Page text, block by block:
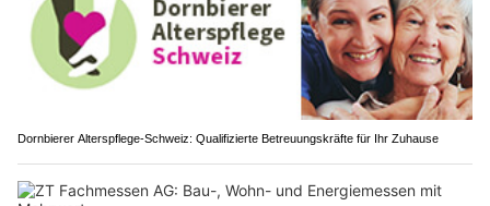
Dornbierer Alterspflege-Schweiz: Qualifizierte Betreuungskräfte für Ihr Zuhause